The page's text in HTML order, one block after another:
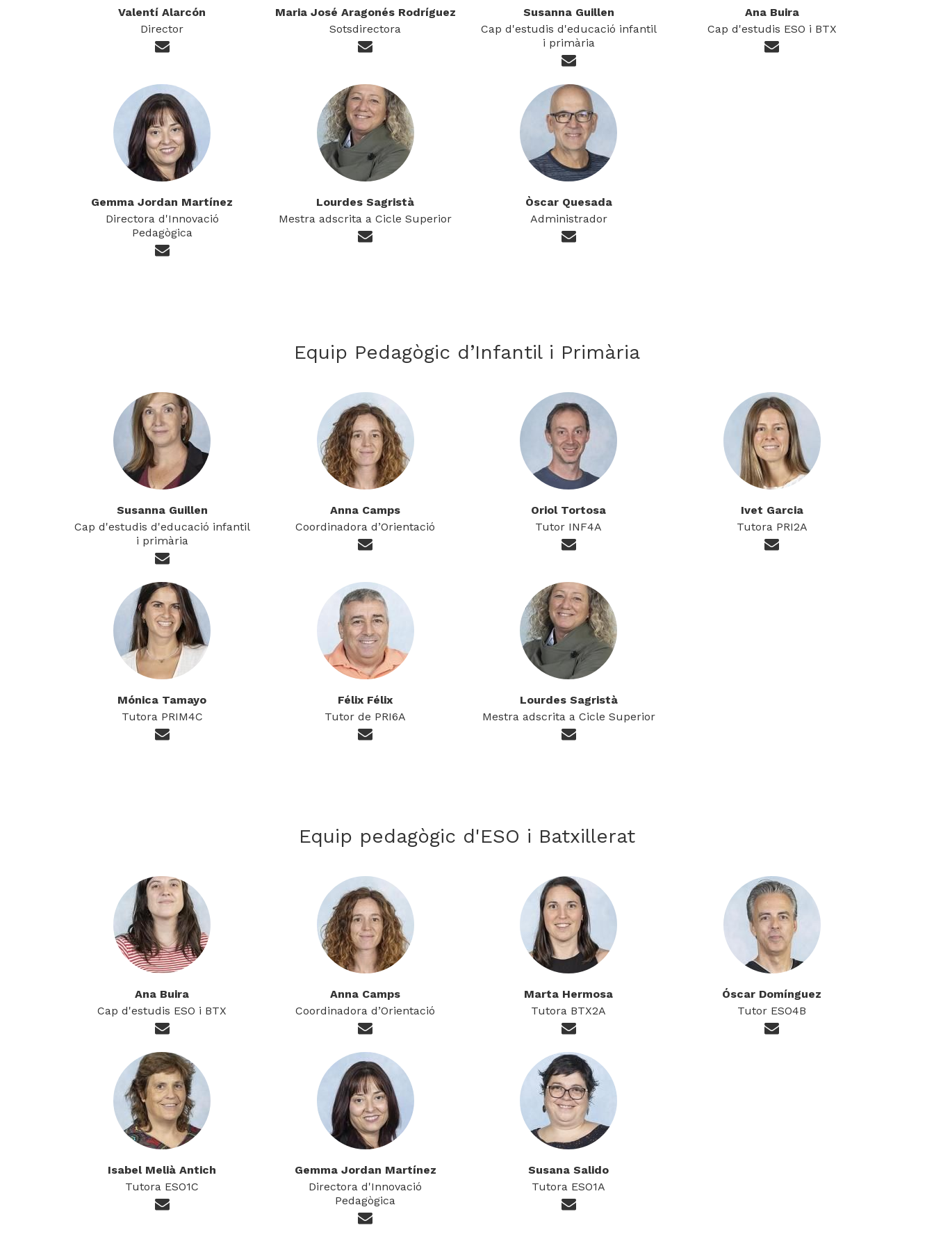
Valentí Alarcón
Director
Maria José Aragonés Rodríguez
Sotsdirectora
Susanna Guillen
Cap d'estudis d'educació infantil
i primària
Ana Buira
Cap d'estudis ESO i BTX
Gemma Jordan Martínez
Directora d'Innovació
Pedagògica
Lourdes Sagristà
Mestra adscrita a Cicle Superior
Òscar Quesada
Administrador
Equip Pedagògic d’Infantil i Primària
Susanna Guillen
Cap d'estudis d'educació infantil
i primària
Anna Camps
Coordinadora d’Orientació
Oriol Tortosa
Tutor INF4A
Ivet Garcia
Tutora PRI2A
Mónica Tamayo
Tutora PRIM4C
Félix Félix
Tutor de PRI6A
Lourdes Sagristà
Mestra adscrita a Cicle Superior
Equip pedagògic d'ESO i Batxillerat
Ana Buira
Cap d'estudis ESO i BTX
Anna Camps
Coordinadora d’Orientació
Marta Hermosa
Tutora BTX2A
Óscar Domínguez
Tutor ESO4B
Isabel Melià Antich
Tutora ESO1C
Gemma Jordan Martínez
Directora d'Innovació
Pedagògica
Susana Salido
Tutora ESO1A